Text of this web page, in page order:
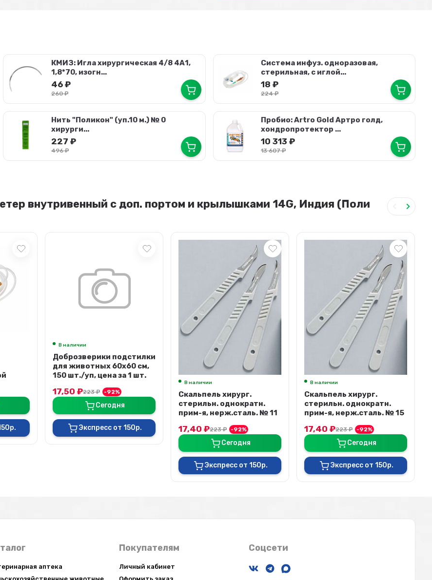
КМИЗ: Игла хирургическая 4/8 4А1,
1,8*70, изогн...
46 ₽
260₽
Система инфуз. одноразовая,
стерильная, с иглой...
18 ₽
224₽
Нить "Поликон" (уп.10 м.) № 0
хирурги...
227 ₽
496₽
Пробио: Artro Gold Артро голд,
хондропротектор ...
10 313 ₽
13 607₽
внутривенный с доп. портом и крылышками 14G, Индия (Поли
см,
шт.
Скальпель хирург.
стерильн. однократн.
прим-я, нерж.сталь. № 11
17,40₽223₽ -92%
В наличии
Скальпель хирург.
стерильн. однократн.
прим-я, нерж.сталь. № 15
17,40₽223₽ -92%
Сегодня
Экспресс от 150р.
Скальпель хирург.
стерильн. однократн.
прим-я, нерж.сталь. № 10
КОМЕТА
17,40₽223₽ -92%
Сегодня
Экспресс от 150р.
аптека
Покупателям
Личный кабинет
Соцсети